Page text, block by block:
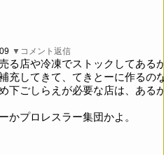
▼コメント返信
る店や冷凍でストックしてある
充してきて、てきとーに作るの
下ごしらえが必要な店は、ある
プロレスラー集団かよ。